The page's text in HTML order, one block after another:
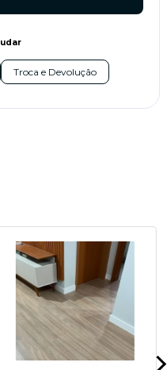
Troca e Devolução